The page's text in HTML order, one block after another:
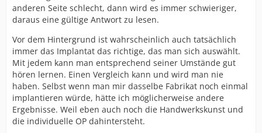
anderen Seite schlecht, dann wird es immer schwieriger,
daraus eine gültige Antwort zu lesen.
Vor dem Hintergrund ist wahrscheinlich auch tatsächlich
immer das Implantat das richtige, das man sich auswählt.
Mit jedem kann man entsprechend seiner Umstände gut
hören lernen. Einen Vergleich kann und wird man nie
haben. Selbst wenn man mir dasselbe Fabrikat noch einmal
implantieren würde, hätte ich möglicherweise andere
Ergebnisse. Weil eben auch noch die Handwerkskunst und
die individuelle OP dahintersteht.